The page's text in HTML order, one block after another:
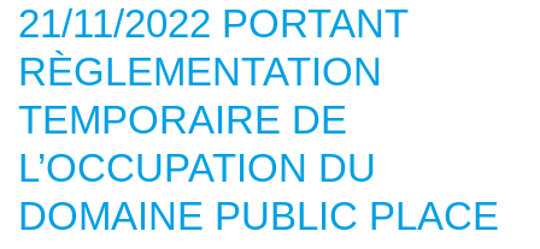
21/11/2022 PORTANT
RÈGLEMENTATION
TEMPORAIRE DE
L’OCCUPATION DU
DOMAINE PUBLIC PLACE